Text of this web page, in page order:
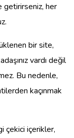
getirirseniz, her
bir site,
vardı değil
Bu nedenle,
kaçınmak
çekici içerikler,